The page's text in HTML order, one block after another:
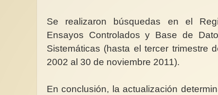
Se realizaron búsquedas en el
Ensayos Controlados y Base de
Sistemáticas (hasta el tercer trimestre
2002 al 30 de noviembre 2011).
En conclusión, la actualización